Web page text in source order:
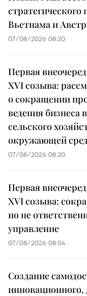
стратегического
Вьетнама и
07/08/2026 08:20
Первая
XVI созыва:
о сокращении
ведения бизнеса
сельского
окружающей
07/08/2026 08:20
Первая
XVI созыва:
но не
управление
07/08/2026 08:04
Создание